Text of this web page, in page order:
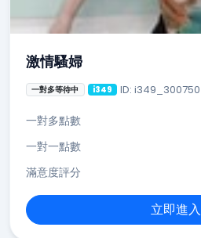
激情騷婦
一對多等待中 i349 ID: i349_300750
一對多點數
一對一點數
滿意度評分
立即進入